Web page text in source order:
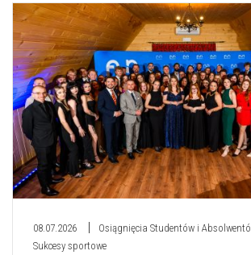
08.07.2026 Osiągnięcia Studentów i
Sukcesy sportowe